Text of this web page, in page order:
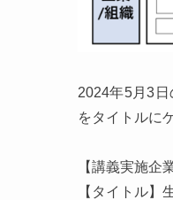
2024年5月3
をタイトルに
【講義実施企
【タイトル】